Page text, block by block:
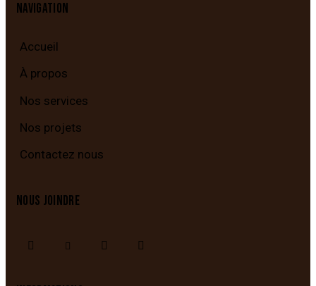
NAVIGATION
Accueil
À propos
Nos services
Nos projets
Contactez nous
NOUS JOINDRE